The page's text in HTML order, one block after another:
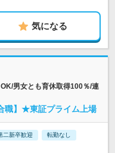
気になる
男女とも育休取得100％/連
職】★東証プライム上場
二新卒歓迎 転勤なし